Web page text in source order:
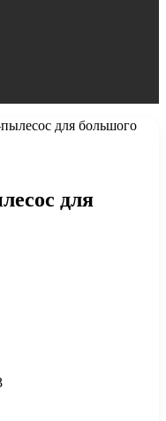
для большого
для